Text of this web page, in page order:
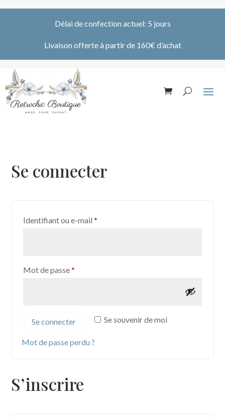
Délai de confection actuel: 5 jours
Livaison offerte à partir de 160€ d’achat
Se connecter
Identifiant ou e-mail *
Mot de passe *
Se souvenir de moi
Se connecter
Mot de passe perdu ?
S’inscrire